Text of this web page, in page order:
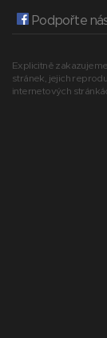
Podpořte
Explicitně
stránek, jejich
internetových